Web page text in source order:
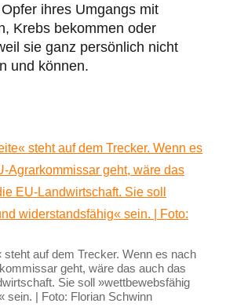
ihres Umgangs mit
Krebs bekommen oder
sie ganz persönlich nicht
und können.
steht auf dem Trecker. Wenn es nach
geht, wäre das auch das
Sie soll »wettbewebsfähig
sein. | Foto: Florian Schwinn